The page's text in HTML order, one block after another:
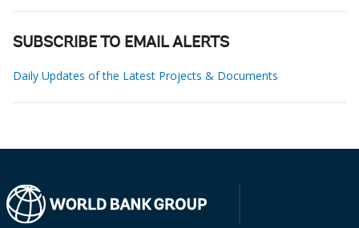
SUBSCRIBE TO EMAIL ALERTS
Daily Updates of the Latest Projects & Documents